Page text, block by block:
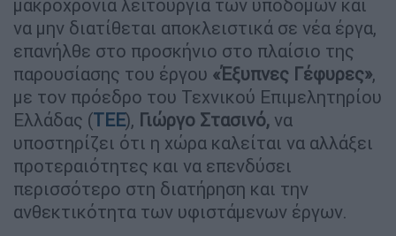
μακροχρόνια λειτουργία των υποδομών και
να μην διατίθεται αποκλειστικά σε νέα έργα,
επανήλθε στο προσκήνιο στο πλαίσιο της
παρουσίασης του έργου «Έξυπνες Γέφυρες»,
με τον πρόεδρο του Τεχνικού Επιμελητηρίου
Ελλάδας (ΤΕΕ), Γιώργο Στασινό, να
υποστηρίζει ότι η χώρα καλείται να αλλάξει
προτεραιότητες και να επενδύσει
περισσότερο στη διατήρηση και την
ανθεκτικότητα των υφιστάμενων έργων.